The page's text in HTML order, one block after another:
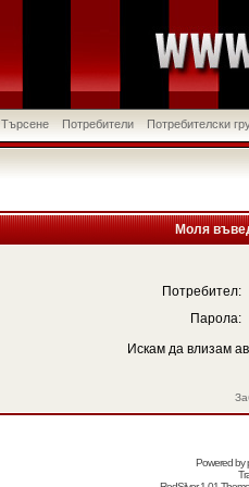
Търсене Потребители Потребителски
Моля
Потребител:
Парола:
Искам да влизам
Powered by